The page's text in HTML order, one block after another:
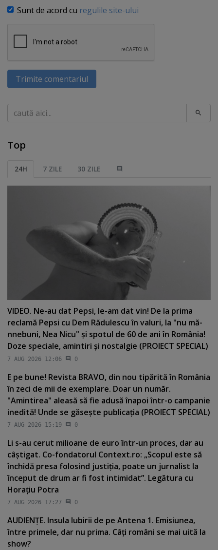
Sunt de acord cu regulile site-ului
Trimite comentariul
Caută
Top
24H 7 ZILE 30 ZILE
VIDEO. Ne-au dat Pepsi, le-am dat vin! De la prima
reclamă Pepsi cu Dem Rădulescu în valuri, la "nu mă-
nnebuni, Nea Nicu" şi spotul de 60 de ani în România!
Doze speciale, amintiri şi nostalgie (PROIECT SPECIAL)
7 AUG 2026 12:06 0
E pe bune! Revista BRAVO, din nou tipărită în România
în zeci de mii de exemplare. Doar un număr.
"Amintirea" aleasă să fie adusă înapoi într-o campanie
inedită! Unde se găseşte publicaţia (PROIECT SPECIAL)
7 AUG 2026 15:19 0
Li s-au cerut milioane de euro într-un proces, dar au
câştigat. Co-fondatorul Context.ro: „Scopul este să
închidă presa folosind justiţia, poate un jurnalist la
început de drum ar fi fost intimidat”. Legătura cu
Horaţiu Potra
7 AUG 2026 17:27 0
AUDIENŢE. Insula Iubirii de pe Antena 1. Emisiunea,
între primele, dar nu prima. Câţi români se mai uită la
show?